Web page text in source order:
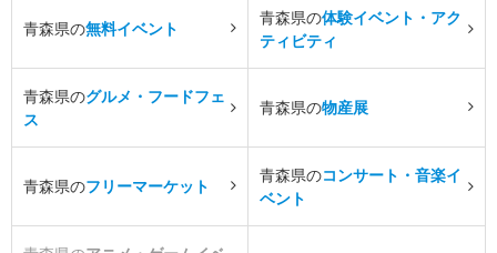
青森県の無料イベント
青森県の体験イベント・アク
ティビティ
青森県のグルメ・フードフェ
ス
青森県の物産展
青森県のフリーマーケット
青森県のコンサート・音楽イ
ベント